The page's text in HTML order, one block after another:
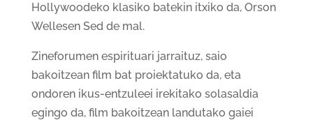
Hollywoodeko klasiko batekin itxiko da, Orson
Wellesen Sed de mal.
Zineforumen espirituari jarraituz, saio
bakoitzean film bat proiektatuko da, eta
ondoren ikus-entzuleei irekitako solasaldia
egingo da, film bakoitzean landutako gaiei